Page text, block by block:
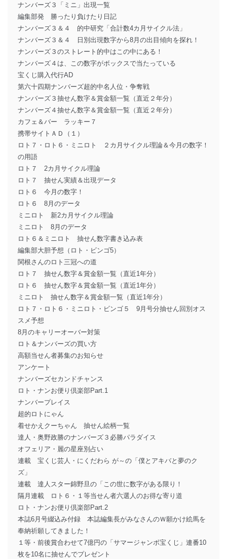
ナンバーズ３「ミニ」出現一覧
編集部発 勝ったり負けたり日記
ナンバーズ３＆４ 的中研究「合計数4カ月サイクル法」
ナンバーズ３＆４ 日別出現数字から8月の出目傾向を探れ！
ナンバーズ３のストレート的中はこの中にある！
ナンバーズ４は、この数字がボックスで当たっている
宝くじ購入代行AD
第六十四期ナンバーズ超的中名人位・争奪戦
ナンバーズ３抽せん数字＆賞金額一覧（直近２年分）
ナンバーズ４抽せん数字＆賞金額一覧（直近２年分）
カフェ＆バー ラッキー７
携帯サイトＡＤ（１）
ロト７・ロト６・ミニロト ２カ月サイクル理論＆今月の数字！
の用語
ロト７ 2カ月サイクル理論
ロト７ 抽せん実績＆出現データ
ロト６ 今月の数字！
ロト６ 8月のデータ
ミニロト 新2カ月サイクル理論
ミニロト 8月のデータ
ロト６＆ミニロト 抽せん数字書き込み表
編集部大胆予想（ロト・ビンゴ5）
関根さんのロト三冠への道
ロト７ 抽せん数字＆賞金額一覧（直近1年分）
ロト６ 抽せん数字＆賞金額一覧（直近1年分）
ミニロト 抽せん数字＆賞金額一覧（直近1年分）
ロト７・ロト６・ミニロト・ビンゴ５ 9月号分抽せん回別オス
スメ予想
8月のキャリーオーバー対策
ロト＆ナンバーズの買い方
高額当せん者募集のお知らせ
アンケート
ナンバーズセカンドチャンス
ロト・ナンお便り倶楽部Part.1
ナンバープレイス
超的ロトにゃん
着せかえクーちゃん 抽せん絵柄一覧
達人・奥野政勝のナンバーズ３必勝パラダイス
オフェリア・麗の星座別占い
連載 宝くじ芸人・にくだわら が～の「僕とアキバと夢のク
ズ」
連載 達人スター錦野旦の「この世に数字がある限り！
隔月連載 ロト６・１等当せん者六選人のお得な寄り道
ロト・ナンお便り倶楽部Part.2
本誌6月号綴込み付録 本誌編集長がみなさんのＷ願かけ絵馬を
奉納祈願してきました！
１等・前後賞合わせて7億円の「サマージャンボ宝くじ」連番10
枚を10名に抽せんでプレゼント